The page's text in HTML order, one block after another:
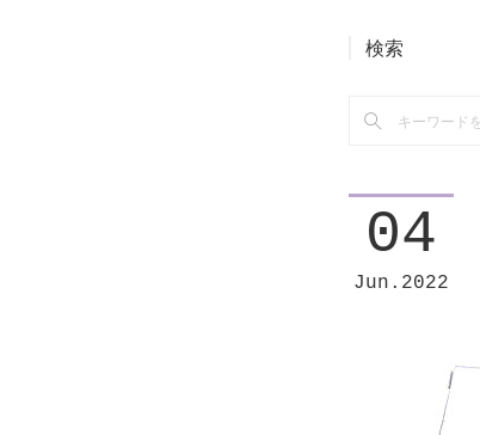
検索
04
Jun 2022